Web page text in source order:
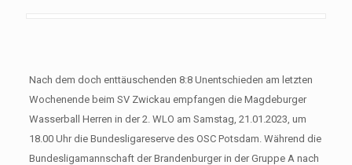
Nach dem doch enttäuschenden 8:8 Unentschieden am letzten
Wochenende beim SV Zwickau empfangen die Magdeburger
Wasserball Herren in der 2. WLO am Samstag, 21.01.2023, um
18.00 Uhr die Bundesligareserve des OSC Potsdam. Während die
Bundesligamannschaft der Brandenburger in der Gruppe A nach